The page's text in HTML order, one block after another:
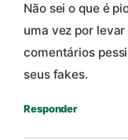
Não sei o que é
uma vez por
comentários
seus fakes.
Responder